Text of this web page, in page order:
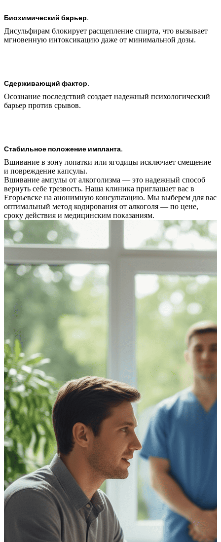
Биохимический барьер.
Дисульфирам блокирует расщепление спирта, что вызывает
мгновенную интоксикацию даже от минимальной дозы.
Сдерживающий фактор.
Осознание последствий создает надежный психологический
барьер против срывов.
Стабильное положение импланта.
Вшивание в зону лопатки или ягодицы исключает смещение
и повреждение капсулы.
Вшивание ампулы от алкоголизма — это надежный способ
вернуть себе трезвость. Наша клиника приглашает вас в
Егорьевске на анонимную консультацию. Мы выберем для вас
оптимальный метод кодирования от алкоголя — по цене,
сроку действия и медицинским показаниям.